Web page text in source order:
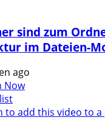
sind zum
im Dateien-
ago
Now
to add this video to a